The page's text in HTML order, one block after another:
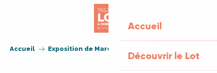
Accueil
Découvrir le Lot
Accueil Exposition de Marc Allenbach - patrimoines